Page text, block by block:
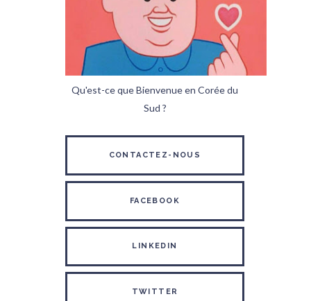
Qu'est-ce que Bienvenue en Corée du
Sud ?
CONTACTEZ-NOUS
FACEBOOK
LINKEDIN
TWITTER